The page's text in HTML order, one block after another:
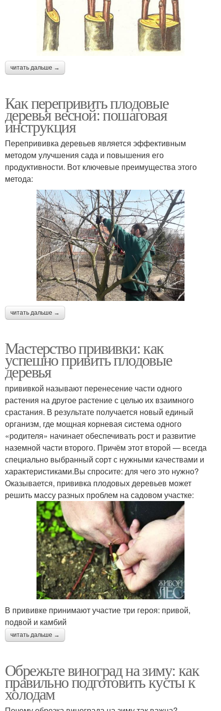
читать дальше →
Как перепривить плодовые
деревья весной: пошаговая
инструкция
Перепрививка деревьев является эффективным
методом улучшения сада и повышения его
продуктивности. Вот ключевые преимущества этого
метода:
читать дальше →
Мастерство прививки: как
успешно привить плодовые
деревья
прививкой называют перенесение части одного
растения на другое растение с целью их взаимного
срастания. В результате получается новый единый
организм, где мощная корневая система одного
«родителя» начинает обеспечивать рост и развитие
наземной части второго. Причём этот второй — всегда
специально выбранный сорт с нужными качествами и
характеристиками.Вы спросите: для чего это нужно?
Оказывается, прививка плодовых деревьев может
решить массу разных проблем на садовом участке:
В прививке принимают участие три героя: привой,
подвой и камбий
читать дальше →
Обрежьте виноград на зиму: как
правильно подготовить кусты к
холодам